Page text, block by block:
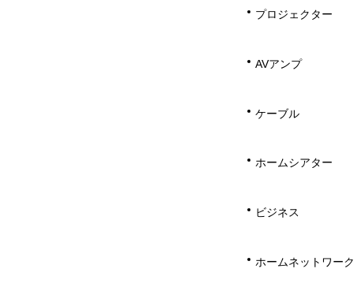
プロジェクター
AVアンプ
ケーブル
ホームシアター
ビジネス
ホームネットワーク